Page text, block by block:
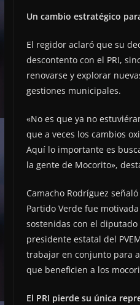
Un cambio estratégico
El regidor aclaró que su
descontento con el PRI,
renovarse y explorar
gestiones municipales.
«No es que ya no
que a veces los cambios
Aquí lo importante es
la gente de Mocorito»,
Camacho Rodríguez
Partido Verde fue
sostenidas con el
presidente estatal del
trabajar en conjunto para
que beneficien a los
El PRI pierde su única